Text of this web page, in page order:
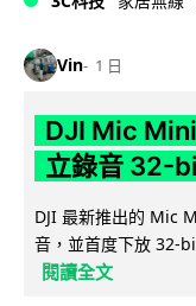
Vin 1 日
DJI Mic
立錄音 32-
DJI 最新推出的 Mic
音，並首度下放 32-
閱讀全文